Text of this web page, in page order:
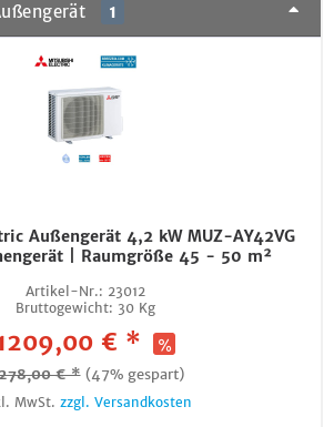
1
Außengerät 4,2 kW MUZ-AY42VG
| Raumgröße 45 - 50 m²
Artikel-Nr.: 23012
Bruttogewicht: 30 Kg
€ *
€ * (47% gespart)
MwSt. zzgl. Versandkosten